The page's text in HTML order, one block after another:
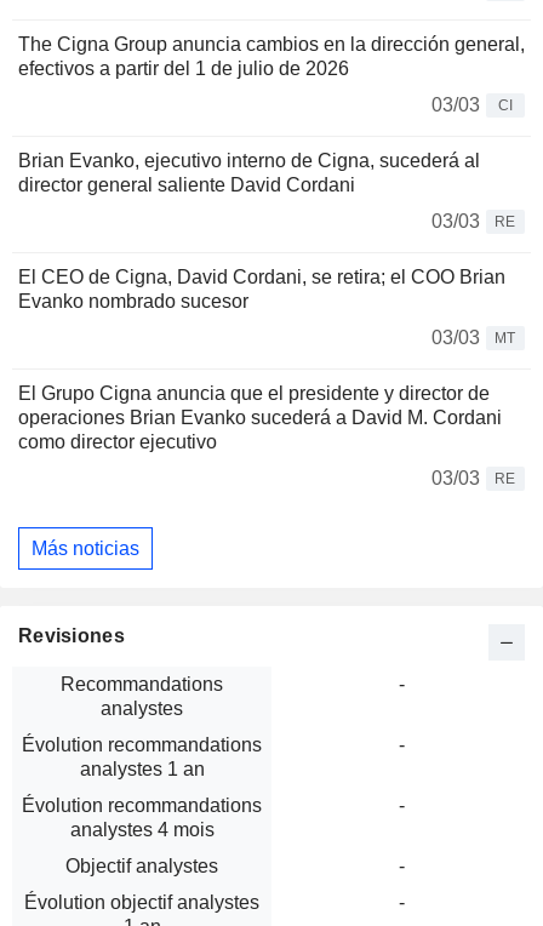
The Cigna Group anuncia cambios en la dirección general,
efectivos a partir del 1 de julio de 2026
03/03
CI
Brian Evanko, ejecutivo interno de Cigna, sucederá al
director general saliente David Cordani
03/03
RE
El CEO de Cigna, David Cordani, se retira; el COO Brian
Evanko nombrado sucesor
03/03
MT
El Grupo Cigna anuncia que el presidente y director de
operaciones Brian Evanko sucederá a David M. Cordani
como director ejecutivo
03/03
RE
Más noticias
Revisiones
Recommandations
analystes
-
Évolution recommandations
analystes 1 an
-
Évolution recommandations
analystes 4 mois
-
Objectif analystes
-
Évolution objectif analystes
-